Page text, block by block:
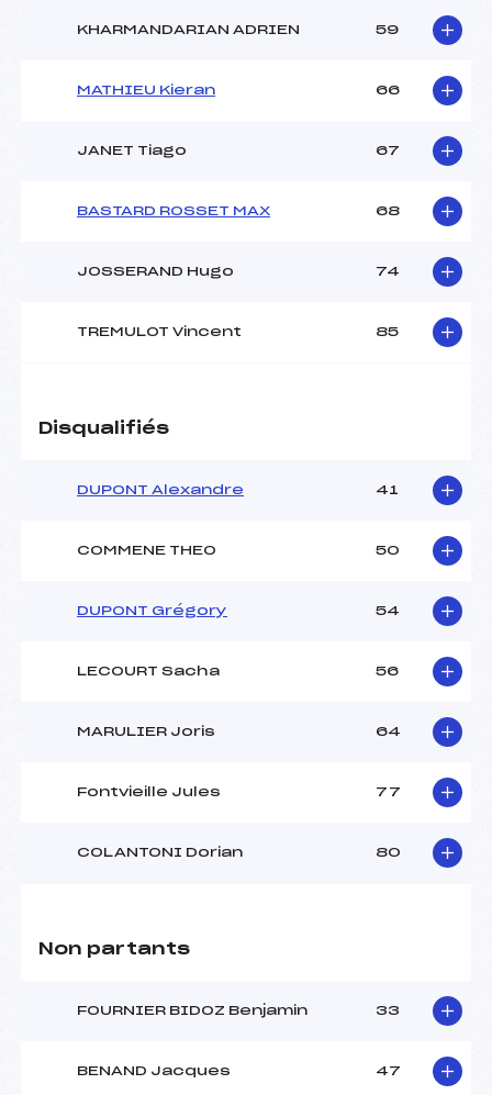
KHARMANDARIAN ADRIEN 59
MATHIEU Kieran 66
JANET Tiago 67
BASTARD ROSSET MAX 68
JOSSERAND Hugo 74
TREMULOT Vincent 85
Disqualifiés
DUPONT Alexandre 41
COMMENE THEO 50
DUPONT Grégory 54
LECOURT Sacha 56
MARULIER Joris 64
Fontvieille Jules 77
COLANTONI Dorian 80
Non partants
FOURNIER BIDOZ Benjamin 33
BENAND Jacques 47